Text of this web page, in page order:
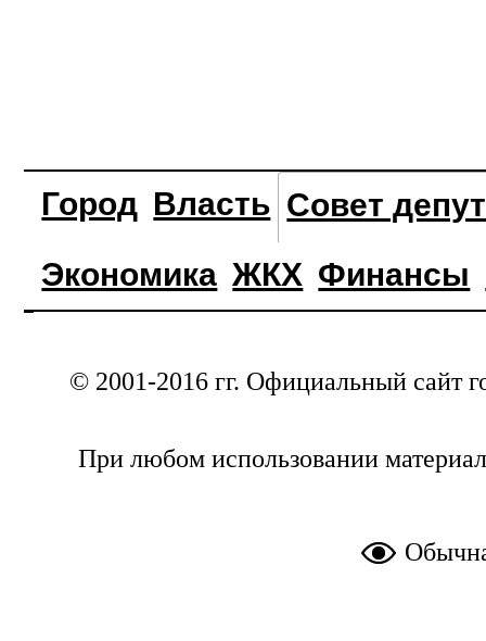
Город Власть Совет
Экономика ЖКХ Финансы
© 2001-2016 гг. Официальный сайт
При любом использовании